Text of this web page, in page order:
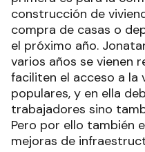
construcción de
compra de casas o
el próximo año.
varios años se vienen
faciliten el acceso a la
populares, y en ella
trabajadores sino
Pero por ello también
mejoras de